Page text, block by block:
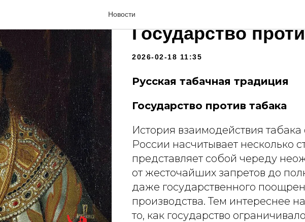
НовостиРусская табачная
Государство
2026-02-18 11:35
Русская табачная традиция
Государство против табака
История взаимодействия табака
России насчитывает несколько
представляет собой череду
от жесточайших запретов до
даже государственного
производства. Тем интереснее
то, как государство